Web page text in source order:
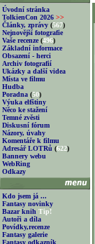
Úvodní stránka
TolkienCon 2026 >>
Články, zprávy (567)
Nejnovější fotografie
Vaše recenze (496)
Základní informace
Obsazení - herci
Archiv fotografií
Ukázky a další videa
Místa ve filmu
Hudba
Poradna (50)
Výuka elfštiny
Něco ke stažení
Temné zvěsti
Diskusní fórum
Názory, úvahy
Komentáře k filmu
Adresář LOTRů (622)
Bannery webu
WebRing
Odkazy
Kdo jsem já ...
Fantasy novinky
Bazar knih Tip!
Autoři a díla
Povídky,recenze
Fantasy galerie
Fantasy odkazník